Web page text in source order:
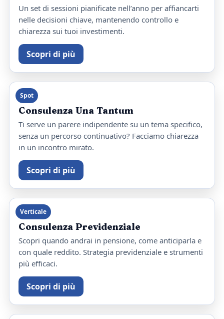
Un set di sessioni pianificate nell’anno per affiancarti
nelle decisioni chiave, mantenendo controllo e
chiarezza sui tuoi investimenti.
Scopri di più
Spot
Consulenza Una Tantum
Ti serve un parere indipendente su un tema specifico,
senza un percorso continuativo? Facciamo chiarezza
in un incontro mirato.
Scopri di più
Verticale
Consulenza Previdenziale
Scopri quando andrai in pensione, come anticiparla e
con quale reddito. Strategia previdenziale e strumenti
più efficaci.
Scopri di più